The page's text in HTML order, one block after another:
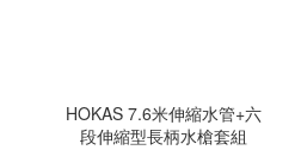
HOKAS 7.6米伸縮水管+六
段伸縮型長柄水槍套組